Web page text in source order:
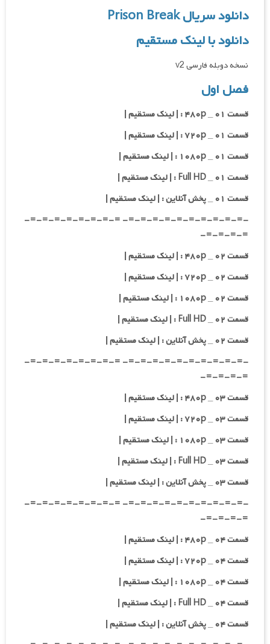
دانلود سریال Prison Break
دانلود با لینک مستقیم
نسخه دوبله فارسی v2
فصل اول
قسمت ۰۱ _ ۴۸۰p : | لینک مستقیم |
قسمت ۰۱ _ ۷۲۰p : | لینک مستقیم |
قسمت ۰۱ _ ۱۰۸۰p : | لینک مستقیم |
قسمت ۰۱ _ Full HD : | لینک مستقیم |
قسمت ۰۱ _ پخش آنلاین : | لینک مستقیم |
-=-=-=-=-=-=-=-=-=-=- =-=-=-=-=-=-=-=-
=-=-=-=-
قسمت ۰۲ _ ۴۸۰p : | لینک مستقیم |
قسمت ۰۲ _ ۷۲۰p : | لینک مستقیم |
قسمت ۰۲ _ ۱۰۸۰p : | لینک مستقیم |
قسمت ۰۲ _ Full HD : | لینک مستقیم |
قسمت ۰۲ _ پخش آنلاین : | لینک مستقیم |
-=-=-=-=-=-=-=-=-=-=- =-=-=-=-=-=-=-=-
=-=-=-=-
قسمت ۰۳ _ ۴۸۰p : | لینک مستقیم |
قسمت ۰۳ _ ۷۲۰p : | لینک مستقیم |
قسمت ۰۳ _ ۱۰۸۰p : | لینک مستقیم |
قسمت ۰۳ _ Full HD : | لینک مستقیم |
قسمت ۰۳ _ پخش آنلاین : | لینک مستقیم |
-=-=-=-=-=-=-=-=-=-=- =-=-=-=-=-=-=-=-
=-=-=-=-
قسمت ۰۴ _ ۴۸۰p : | لینک مستقیم |
قسمت ۰۴ _ ۷۲۰p : | لینک مستقیم |
قسمت ۰۴ _ ۱۰۸۰p : | لینک مستقیم |
قسمت ۰۴ _ Full HD : | لینک مستقیم |
قسمت ۰۴ _ پخش آنلاین : | لینک مستقیم |